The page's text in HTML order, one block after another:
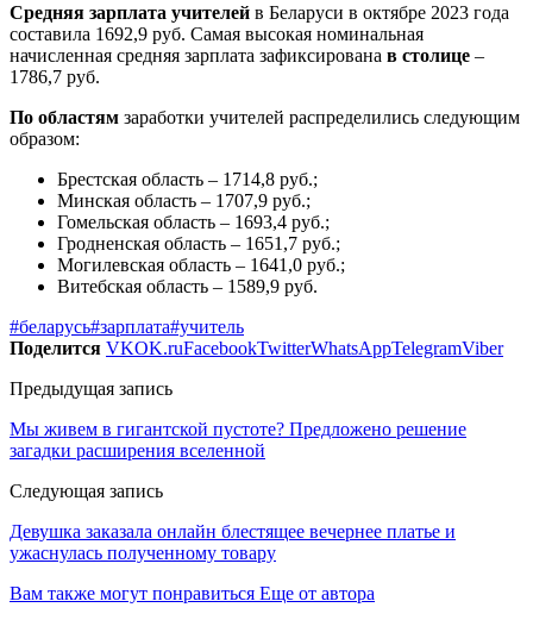
Средняя зарплата учителей в Беларуси в октябре 2023 года
составила 1692,9 руб. Самая высокая номинальная
начисленная средняя зарплата зафиксирована в столице –
1786,7 руб.
По областям заработки учителей распределились следующим
образом:
Брестская область – 1714,8 руб.;
Минская область – 1707,9 руб.;
Гомельская область – 1693,4 руб.;
Гродненская область – 1651,7 руб.;
Могилевская область – 1641,0 руб.;
Витебская область – 1589,9 руб.
#беларусь#зарплата#учитель
Поделится VKOK.ruFacebookTwitterWhatsAppTelegramViber
Предыдущая запись
Мы живем в гигантской пустоте? Предложено решение
загадки расширения вселенной
Следующая запись
Девушка заказала онлайн блестящее вечернее платье и
ужаснулась полученному товару
Вам также могут понравиться Еще от автора